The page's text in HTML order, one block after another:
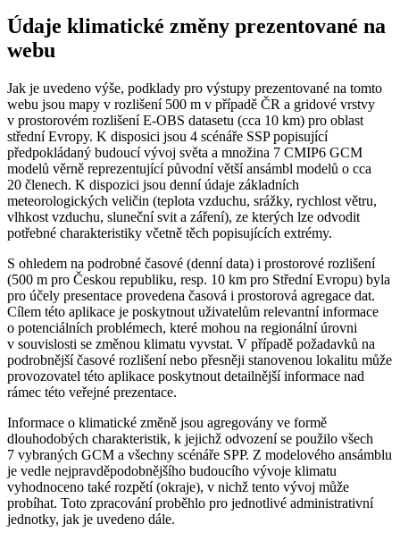
Údaje klimatické změny prezentované na
webu
Jak je uvedeno výše, podklady pro výstupy prezentované na tomto
webu jsou mapy v rozlišení 500 m v případě ČR a gridové vrstvy
v prostorovém rozlišení E-OBS datasetu (cca 10 km) pro oblast
střední Evropy. K disposici jsou 4 scénáře SSP popisující
předpokládaný budoucí vývoj světa a množina 7 CMIP6 GCM
modelů věrně reprezentující původní větší ansámbl modelů o cca
20 členech. K dispozici jsou denní údaje základních
meteorologických veličin (teplota vzduchu, srážky, rychlost větru,
vlhkost vzduchu, sluneční svit a záření), ze kterých lze odvodit
potřebné charakteristiky včetně těch popisujících extrémy.
S ohledem na podrobné časové (denní data) i prostorové rozlišení
(500 m pro Českou republiku, resp. 10 km pro Střední Evropu) byla
pro účely presentace provedena časová i prostorová agregace dat.
Cílem této aplikace je poskytnout uživatelům relevantní informace
o potenciálních problémech, které mohou na regionální úrovni
v souvislosti se změnou klimatu vyvstat. V případě požadavků na
podrobnější časové rozlišení nebo přesněji stanovenou lokalitu může
provozovatel této aplikace poskytnout detailnější informace nad
rámec této veřejné prezentace.
Informace o klimatické změně jsou agregovány ve formě
dlouhodobých charakteristik, k jejichž odvození se použilo všech
7 vybraných GCM a všechny scénáře SPP. Z modelového ansámblu
je vedle nejpravděpodob­nějšího budoucího vývoje klimatu
vyhodnoceno také rozpětí (okraje), v nichž tento vývoj může
probíhat. Toto zpracování proběhlo pro jednotlivé administrativní
jednotky, jak je uvedeno dále.